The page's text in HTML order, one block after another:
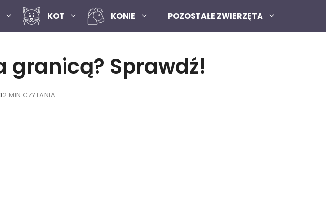
KOT KONIE POZOSTAŁE ZWIERZĘTA
granicą? Sprawdź!
2 MIN CZYTANIA